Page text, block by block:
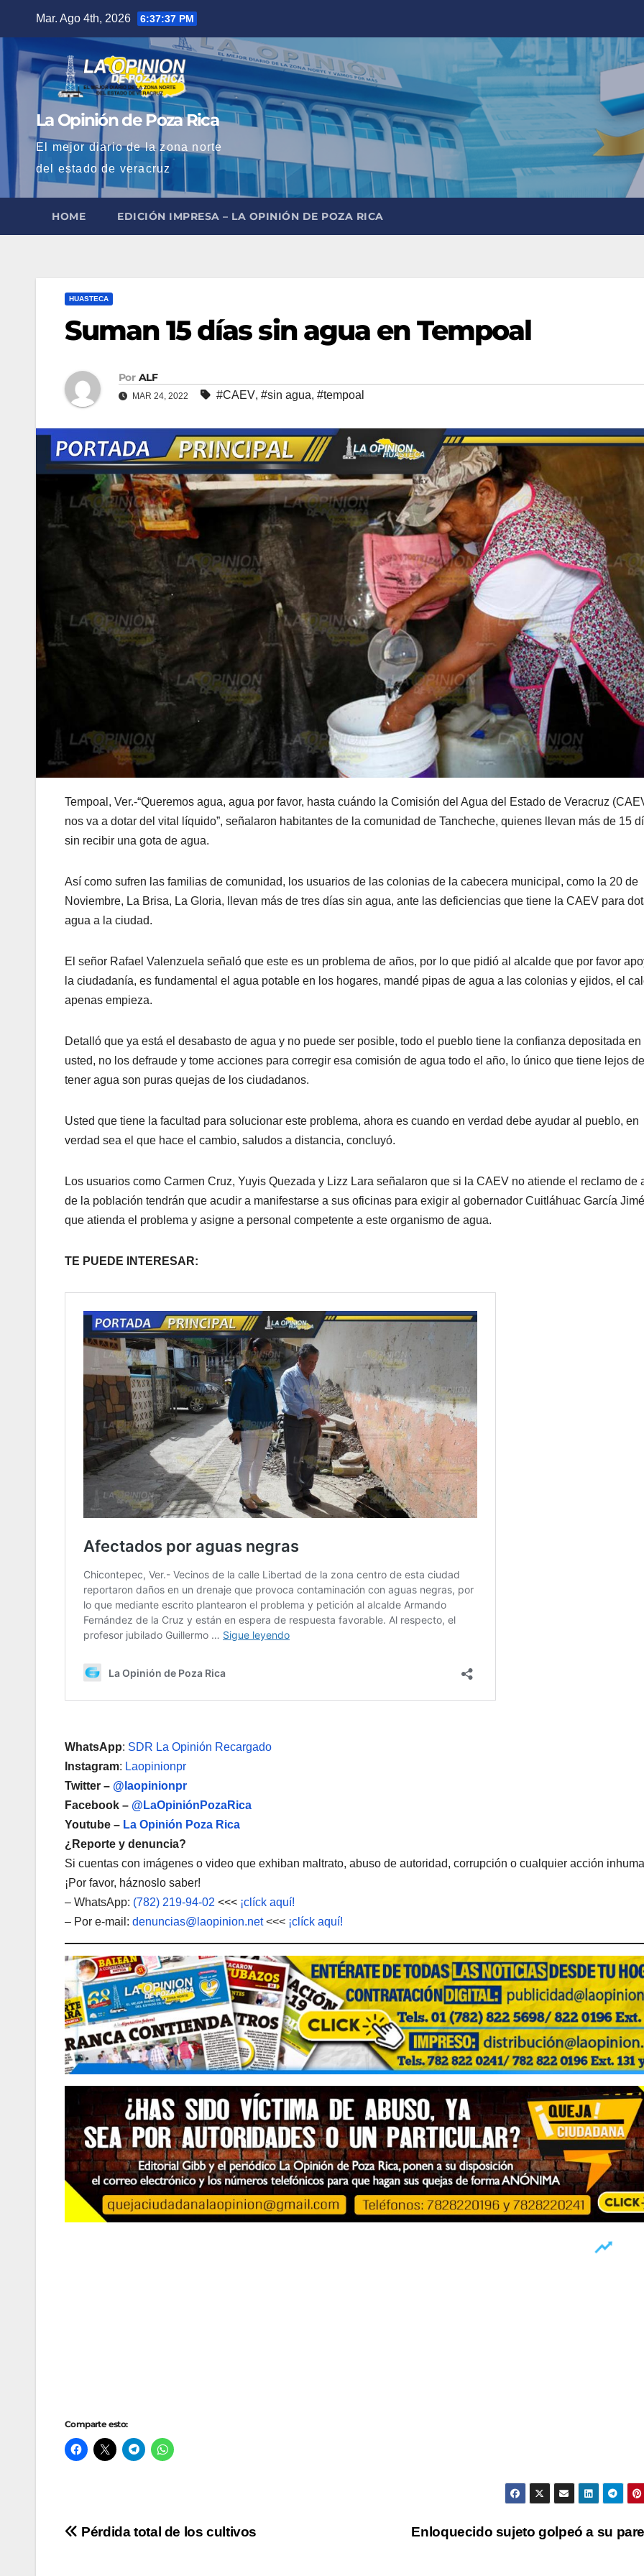
contenido
Mar. Ago 4th, 2026 6:37:39 PM
La Opinión de Poza Rica
El mejor diario de la zona norte
del estado de veracruz
HOME EDICIÓN IMPRESA – LA OPINIÓN DE POZA RICA
HUASTECA
Suman 15 días sin agua en Tempoal
Por ALF
MAR 24, 2022 #CAEV, #sin agua, #tempoal
Tempoal, Ver.-“Queremos agua, agua por favor, hasta cuándo la Comisión del Agua del Estado de Veracruz
nos va a dotar del vital líquido”, señalaron habitantes de la comunidad de Tancheche, quienes llevan más de 15
sin recibir una gota de agua.
Así como sufren las familias de comunidad, los usuarios de las colonias de la cabecera municipal, como la 20 de
Noviembre, La Brisa, La Gloria, llevan más de tres días sin agua, ante las deficiencias que tiene la CAEV para
agua a la ciudad.
El señor Rafael Valenzuela señaló que este es un problema de años, por lo que pidió al alcalde que por favor
la ciudadanía, es fundamental el agua potable en los hogares, mandé pipas de agua a las colonias y ejidos, el
apenas empieza.
Detalló que ya está el desabasto de agua y no puede ser posible, todo el pueblo tiene la confianza depositada en
usted, no los defraude y tome acciones para corregir esa comisión de agua todo el año, lo único que tiene lejos de
tener agua son puras quejas de los ciudadanos.
Usted que tiene la facultad para solucionar este problema, ahora es cuando en verdad debe ayudar al pueblo, en
verdad sea el que hace el cambio, saludos a distancia, concluyó.
Los usuarios como Carmen Cruz, Yuyis Quezada y Lizz Lara señalaron que si la CAEV no atiende el reclamo de
de la población tendrán que acudir a manifestarse a sus oficinas para exigir al gobernador Cuitláhuac García
que atienda el problema y asigne a personal competente a este organismo de agua.
TE PUEDE INTERESAR:
WhatsApp: SDR La Opinión Recargado
Instagram: Laopinionpr
Twitter – @laopinionpr
Facebook – @LaOpiniónPozaRica
Youtube – La Opinión Poza Rica
¿Reporte y denuncia?
Si cuentas con imágenes o video que exhiban maltrato, abuso de autoridad, corrupción o cualquier acción
¡Por favor, háznoslo saber!
– WhatsApp: (782) 219-94-02 <<< ¡clíck aquí!
– Por e-mail: denuncias@laopinion.net<<< ¡clíck aquí!
Comparte esto:
Navegación
Enloquecido sujeto golpeó a su
Pérdida total de los cultivos